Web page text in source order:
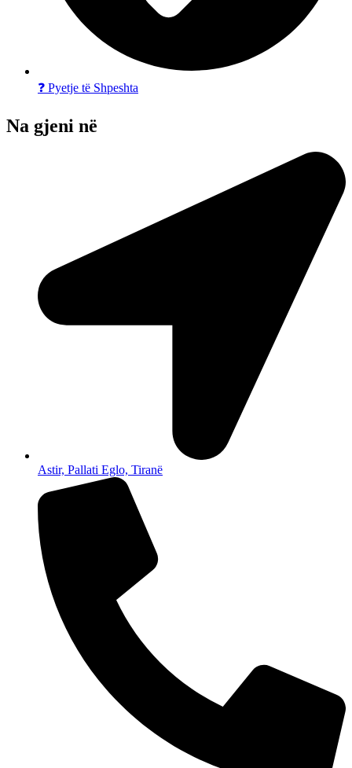
❓ Pyetje të Shpeshta
Na gjeni në
Astir, Pallati Eglo, Tiranë